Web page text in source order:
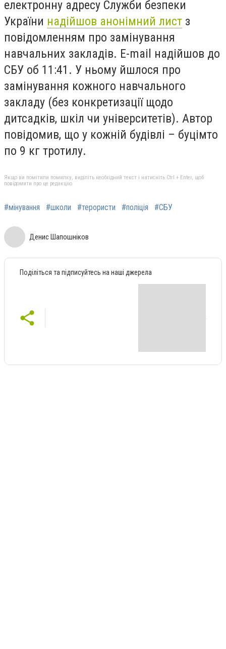
електронну адресу Служби безпеки
України надійшов анонімний лист з
повідомленням про замінування
навчальних закладів. E-mail надійшов до
СБУ об 11:41. У ньому йшлося про
замінування кожного навчального
закладу (без конкретизації щодо
дитсадків, шкіл чи університетів). Автор
повідомив, що у кожній будівлі – буцімто
по 9 кг тротилу.
Якщо ви помітили помилку, виділіть необхідний текст і натисніть Ctrl + Enter, щоб
повідомити про це редакцію
#мінування #школи #терористи #поліція #СБУ
Денис Шапошніков
Поділіться та підписуйтесь на наші джерела